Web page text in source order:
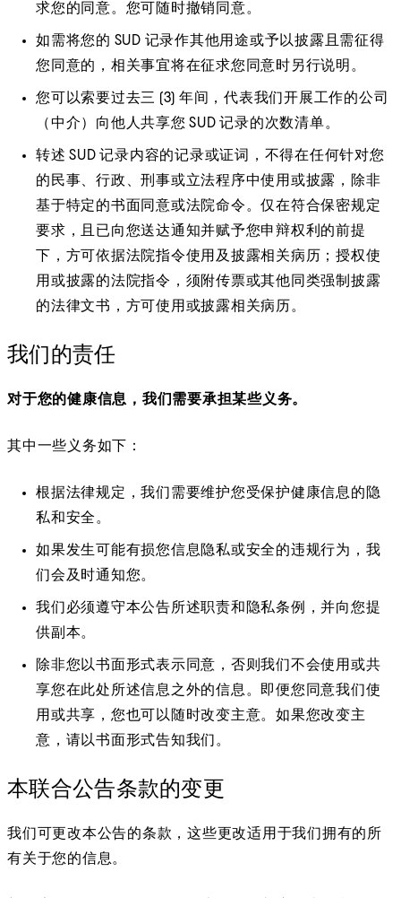
求您的同意。您可随时撤销同意。
如需将您的 SUD 记录作其他用途或予以披露且需征得
您同意的，相关事宜将在征求您同意时另行说明。
您可以索要过去三 (3) 年间，代表我们开展工作的公司
（中介）向他人共享您 SUD 记录的次数清单。
转述 SUD 记录内容的记录或证词，不得在任何针对您
的民事、行政、刑事或立法程序中使用或披露，除非
基于特定的书面同意或法院命令。仅在符合保密规定
要求，且已向您送达通知并赋予您申辩权利的前提
下，方可依据法院指令使用及披露相关病历；授权使
用或披露的法院指令，须附传票或其他同类强制披露
的法律文书，方可使用或披露相关病历。
我们的责任
对于您的健康信息，我们需要承担某些义务。
其中一些义务如下：
根据法律规定，我们需要维护您受保护健康信息的隐
私和安全。
如果发生可能有损您信息隐私或安全的违规行为，我
们会及时通知您。
我们必须遵守本公告所述职责和隐私条例，并向您提
供副本。
除非您以书面形式表示同意，否则我们不会使用或共
享您在此处所述信息之外的信息。即便您同意我们使
用或共享，您也可以随时改变主意。如果您改变主
意，请以书面形式告知我们。
本联合公告条款的变更
我们可更改本公告的条款，这些更改适用于我们拥有的所
有关于您的信息。